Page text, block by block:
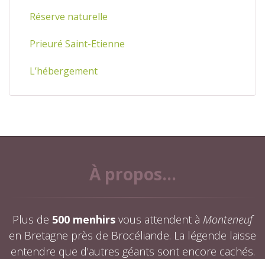
Réserve naturelle
Prieuré Saint-Etienne
L’hébergement
À propos...
Plus de 500 menhirs vous attendent à Monteneuf
en Bretagne près de Brocéliande. La légende laisse
entendre que d’autres géants sont encore cachés.